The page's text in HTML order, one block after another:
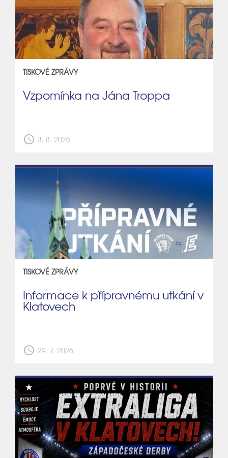
TISKOVÉ ZPRÁVY
Vzpomínka na Jána Troppa
schedule 3. 8. 2026
TISKOVÉ ZPRÁVY
Informace k přípravnému utkání v
Klatovech
schedule 29. 7. 2026